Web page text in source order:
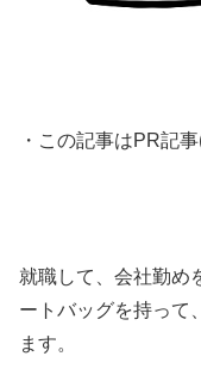
・この記事はPR記
就職して、会社勤め
ートバッグを持って
ます。